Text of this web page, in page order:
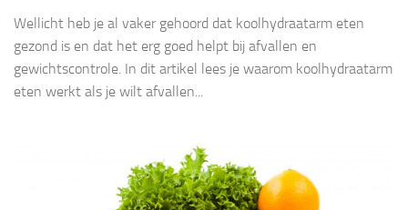
Wellicht heb je al vaker gehoord dat koolhydraatarm eten
gezond is en dat het erg goed helpt bij afvallen en
gewichtscontrole. In dit artikel lees je waarom koolhydraatarm
eten werkt als je wilt afvallen...